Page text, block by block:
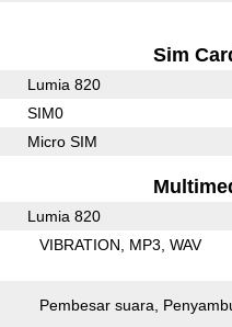
Sim
Lumia 820
SIM0
Micro SIM
Lumia 820
VIBRATION MP3 WAV
Pembesar suara